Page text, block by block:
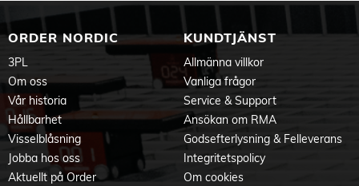
ORDER NORDIC
3PL
Om oss
Vår historia
Hållbarhet
Visselblåsning
Jobba hos oss
Aktuellt på Order
KUNDTJÄNST
Allmänna villkor
Vanliga frågor
Service & Support
Ansökan om RMA
Godsefterlysning & Felleverans
Integritetspolicy
Om cookies